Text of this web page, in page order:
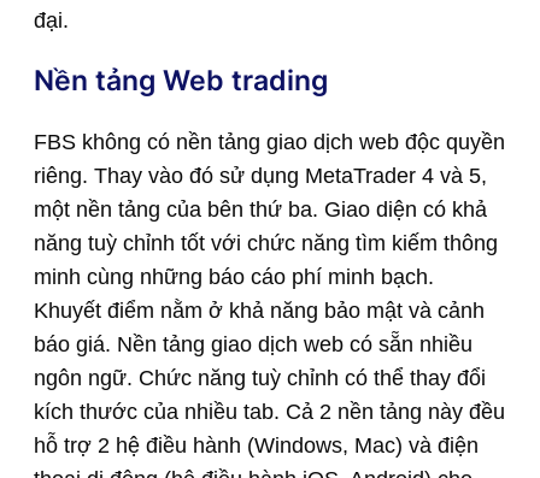
đại.
Nền tảng Web trading
FBS không có nền tảng giao dịch web độc quyền
riêng. Thay vào đó sử dụng MetaTrader 4 và 5,
một nền tảng của bên thứ ba. Giao diện có khả
năng tuỳ chỉnh tốt với chức năng tìm kiếm thông
minh cùng những báo cáo phí minh bạch.
Khuyết điểm nằm ở khả năng bảo mật và cảnh
báo giá. Nền tảng giao dịch web có sẵn nhiều
ngôn ngữ. Chức năng tuỳ chỉnh có thể thay đổi
kích thước của nhiều tab. Cả 2 nền tảng này đều
hỗ trợ 2 hệ điều hành (Windows, Mac) và điện